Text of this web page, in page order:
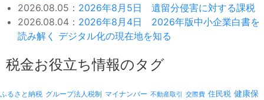
2026.08.05： 2026年8月5日 遺留分侵害に対する課税
2026.08.04： 2026年8月4日 2026年版中小企業白書を
読み解く デジタル化の現在地を知る
税金お役立ち情報のタグ
ふるさと納税 グループ法人税制 マイナンバー 不動産取引 交際費 住民税 健康保